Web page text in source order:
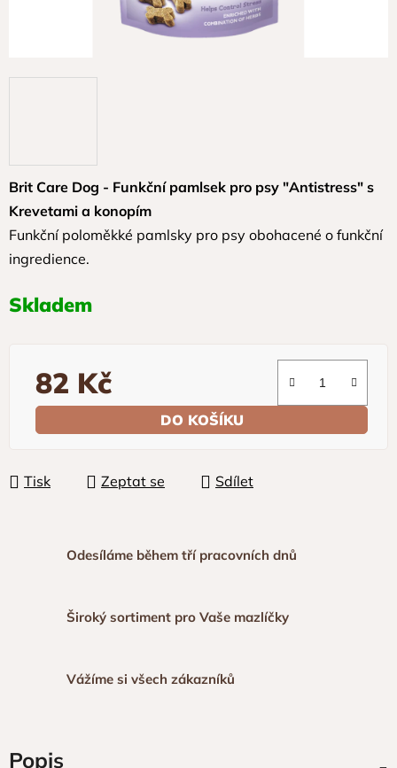
Brit Care Dog - Funkční pamlsek pro psy "Antistress" s
Krevetami a konopím
Funkční poloměkké pamlsky pro psy obohacené o funkční
ingredience.
Skladem
82 Kč
Měrná cena:
DO KOŠÍKU
Tisk Zeptat se Sdílet
Odesíláme během tří pracovních dnů
Široký sortiment pro Vaše mazlíčky
Vážíme si všech zákazníků
Popis